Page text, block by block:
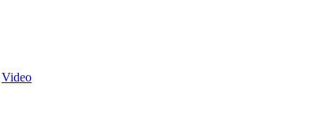
Video